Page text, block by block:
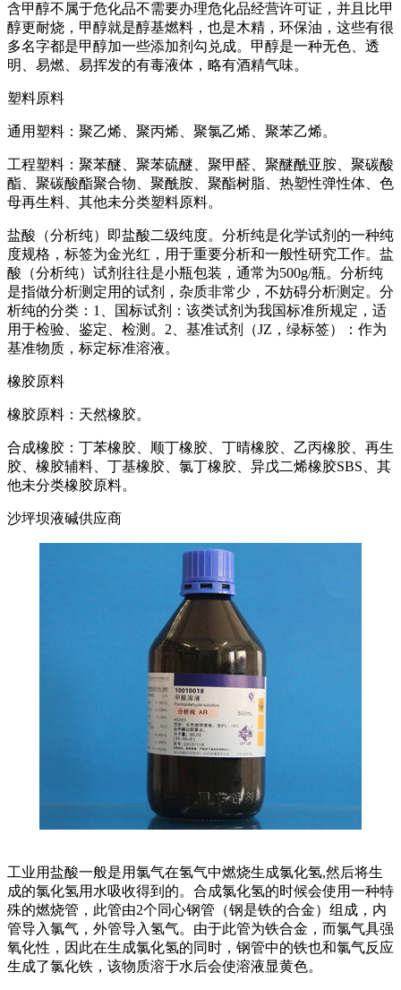
含甲醇不属于危化品不需要办理危化品经营许可证，并且比甲
醇更耐烧，甲醇就是醇基燃料，也是木精，环保油，这些有很
多名字都是甲醇加一些添加剂勾兑成。甲醇是一种无色、透
明、易燃、易挥发的有毒液体，略有酒精气味。
塑料原料
通用塑料：聚乙烯、聚丙烯、聚氯乙烯、聚苯乙烯。
工程塑料：聚苯醚、聚苯硫醚、聚甲醛、聚醚酰亚胺、聚碳酸
酯、聚碳酸酯聚合物、聚酰胺、聚酯树脂、热塑性弹性体、色
母再生料、其他未分类塑料原料。
盐酸（分析纯）即盐酸二级纯度。分析纯是化学试剂的一种纯
度规格，标签为金光红，用于重要分析和一般性研究工作。盐
酸（分析纯）试剂往往是小瓶包装，通常为500g/瓶。分析纯
是指做分析测定用的试剂，杂质非常少，不妨碍分析测定。分
析纯的分类：1、国标试剂：该类试剂为我国标准所规定，适
用于检验、鉴定、检测。2、基准试剂（JZ，绿标签）：作为
基准物质，标定标准溶液。
橡胶原料
橡胶原料：天然橡胶。
合成橡胶：丁苯橡胶、顺丁橡胶、丁晴橡胶、乙丙橡胶、再生
胶、橡胶辅料、丁基橡胶、氯丁橡胶、异戊二烯橡胶SBS、其
他未分类橡胶原料。
沙坪坝液碱供应商
工业用盐酸一般是用氯气在氢气中燃烧生成氯化氢,然后将生
成的氯化氢用水吸收得到的。合成氯化氢的时候会使用一种特
殊的燃烧管，此管由2个同心钢管（钢是铁的合金）组成，内
管导入氯气，外管导入氢气。由于此管为铁合金，而氯气具强
氧化性，因此在生成氯化氢的同时，钢管中的铁也和氯气反应
生成了氯化铁，该物质溶于水后会使溶液显黄色。